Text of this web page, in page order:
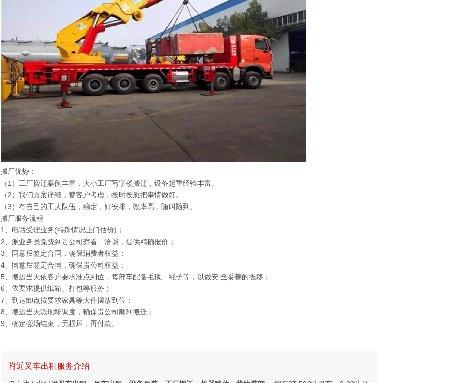
搬厂优势：
（1）工厂搬迁案例丰富，大小工厂写字楼搬迁，设备起重经验丰富。
（2）我们方案详细，替客户考虑，按时按质把事情做好。
（3）有自己的工人队伍，稳定，好安排，效率高，随叫随到。
搬厂服务流程
1、电话受理业务(特殊情况上门估价)；
2、派业务员免费到贵公司察看、洽谈，提供精确报价；
3、同意后签定合同，确保消费者权益；
4、同意后签定合同，确保贵公司权益；
5、搬运当天依客户要求准点到位，每部车配备毛毯、绳子等，以做安 全妥善的搬移；
6、依要求提供纸箱、打包等服务；
7、到达卸点按要求家具等大件摆放到位；
8、搬运当天派现场调度，确保贵公司顺利搬迁；
9、确定搬场结束，无损坏，再付款。
附近叉车出租服务介绍